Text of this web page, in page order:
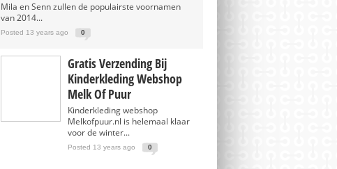
Mila en Senn zullen de populairste voornamen
van 2014...
Posted 13 years ago 0
Gratis Verzending Bij
Kinderkleding Webshop
Melk Of Puur
Kinderkleding webshop
Melkofpuur.nl is helemaal klaar
voor de winter...
Posted 13 years ago 0